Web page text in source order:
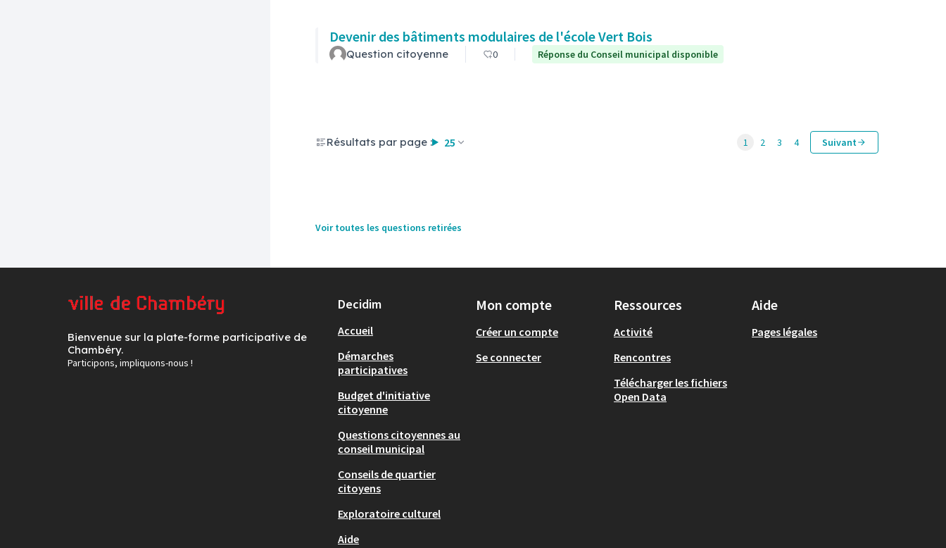
Devenir des bâtiments modulaires de l'école Vert Bois
Question citoyenne 0 Réponse du Conseil municipal disponible
Résultats par page : 25 1 2 3 4 Suivant
Voir toutes les questions retirées
Bienvenue sur la plate-forme participative de
Chambéry.
Participons, impliquons-nous !
Decidim
Accueil
Démarches
participatives
Budget d'initiative
citoyenne
Questions citoyennes au
conseil municipal
Conseils de quartier
citoyens
Exploratoire culturel
Aide
Mon compte
Créer un compte
Se connecter
Ressources
Activité
Rencontres
Télécharger les fichiers
Open Data
Aide
Pages légales